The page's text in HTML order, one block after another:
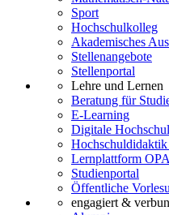
Sport
Hochschulkolleg
Akademisches
Stellenangebote
Stellenportal
Lehre und Lernen
Beratung für
E-Learning
Digitale
Lernplattform
Studienportal
Öffentliche
engagiert &